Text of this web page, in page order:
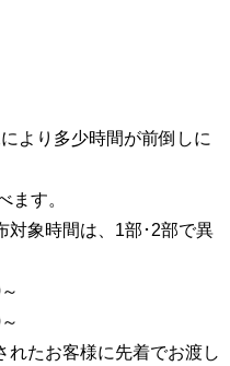
より多少時間が前倒しに
ます。
象時間は、1部･2部で異
れたお客様に先着でお渡し